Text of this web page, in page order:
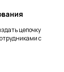
цепочку
с